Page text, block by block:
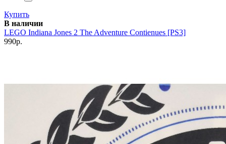
Купить
В наличии
LEGO Indiana Jones 2 The Adventure Contienues [PS3]
990р.